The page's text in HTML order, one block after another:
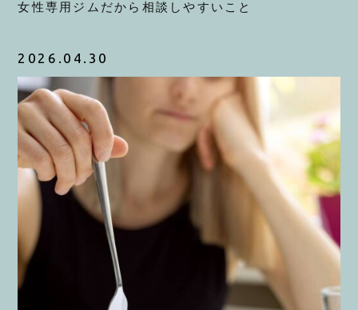
女性専用ジムだから相談しやすいこと
2026.04.30